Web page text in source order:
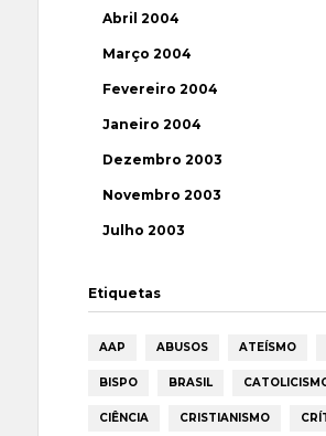
Abril 2004
Março 2004
Fevereiro 2004
Janeiro 2004
Dezembro 2003
Novembro 2003
Julho 2003
Etiquetas
AAP ABUSOS ATEÍSMO
BISPO BRASIL
CIÊNCIA CRISTIANISMO